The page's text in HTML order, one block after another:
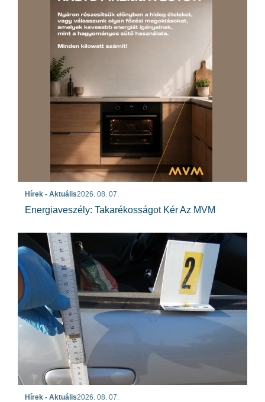
Hírek - Aktuális2026. 08. 07.
Energiaveszély: Takarékosságot Kér Az MVM
Hírek - Aktuális2026. 08. 07.